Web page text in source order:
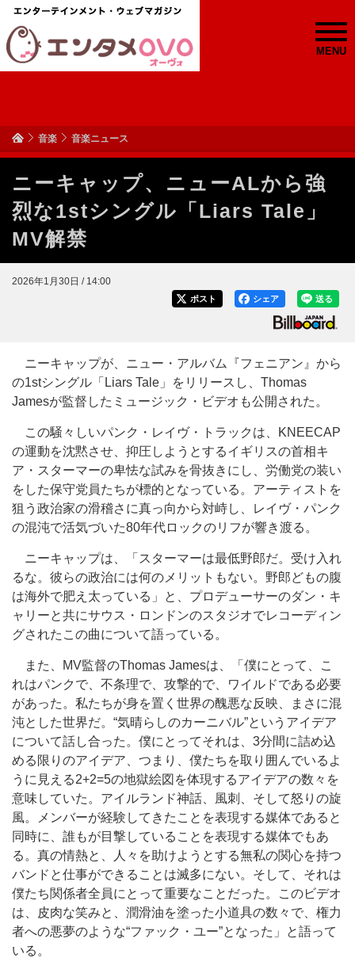
MENU
音楽 音楽ニュース
ニーキャップ、ニューALから強
烈な1stシングル「Liars Tale」
MV解禁
2026年1月30日 / 14:00
送る
シェア
ポスト
ニーキャップが、ニュー・アルバム『フェニアン』から
の1stシングル「Liars Tale」をリリースし、Thomas
Jamesが監督したミュージック・ビデオも公開された。
この騒々しいパンク・レイヴ・トラックは、KNEECAP
の運動を沈黙させ、抑圧しようとするイギリスの首相キ
ア・スターマーの卑怯な試みを骨抜きにし、労働党の装い
をした保守党員たちが標的となっている。アーティストを
狙う政治家の滑稽さに真っ向から対峙し、レイヴ・パンク
の混沌で活気づいた80年代ロックのリフが響き渡る。
ニーキャップは、「スターマーは最低野郎だ。受け入れ
るな。彼らの政治には何のメリットもない。野郎どもの腹
は海外で肥え太っている」と、プロデューサーのダン・キ
ャリーと共にサウス・ロンドンのスタジオでレコーディン
グされたこの曲について語っている。
また、MV監督のThomas Jamesは、「僕にとって、こ
れはパンクで、不条理で、攻撃的で、ワイルドである必要
があった。私たちが身を置く世界の醜悪な反映、まさに混
沌とした世界だ。“気晴らしのカーニバル”というアイデア
について話し合った。僕にとってそれは、3分間に詰め込
める限りのアイデア、つまり、僕たちを取り囲んでいるよ
うに見える2+2=5の地獄絵図を体現するアイデアの数々を
意味していた。アイルランド神話、風刺、そして怒りの旋
風。メンバーが経験してきたことを表現する媒体であると
同時に、誰もが目撃していることを表現する媒体でもあ
る。真の情熱と、人々を助けようとする無私の関心を持つ
バンドと仕事ができることは滅多にない。そして、それは
僕たち関係者全員にとって重要なことだった。このビデオ
は、皮肉な笑みと、潤滑油を塗った小道具の数々で、権力
者への悪夢のような“ファック・ユー”となった」と語って
いる。